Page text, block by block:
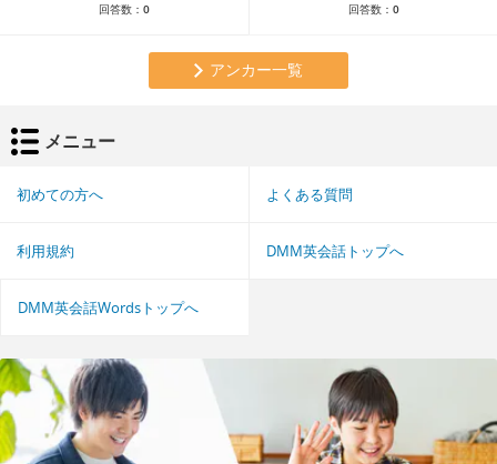
回答数： 0 回答数： 0
アンカー一覧
メニュー
初めての方へ よくある質問
利用規約 DMM英会話トップへ
DMM英会話Wordsトップへ